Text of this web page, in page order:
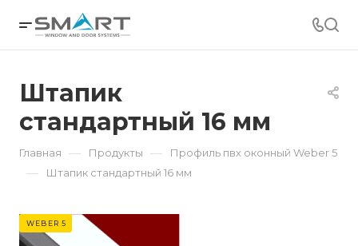
Штапик
стандартный 16 мм
Главная — Продукты — Профиль пвх оконный Weber 5
— Штапик стандартный 16 мм
WEBER 5